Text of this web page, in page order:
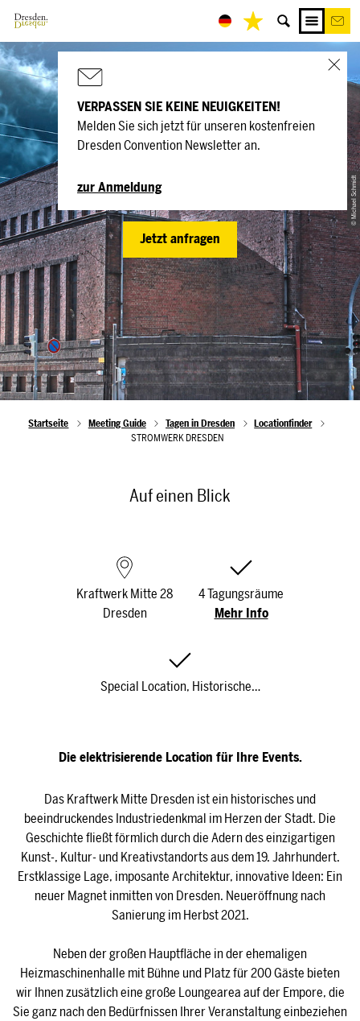
VERPASSEN SIE KEINE NEUIGKEITEN!
Melden Sie sich jetzt für unseren kostenfreien
Dresden Convention Newsletter an.
zur Anmeldung © Michael Schmidt
STROMWERK
DRESDEN
Jetzt anfragen
Startseite Meeting Guide Tagen in Dresden
Locationfinder
STROMWERK DRESDEN
Auf einen Blick
Kraftwerk Mitte 28
Dresden
4 Tagungsräume
Mehr Info
Special Location, Historische…
Die elektrisierende Location für Ihre Events.
Das Kraftwerk Mitte Dresden ist ein historisches und
beeindruckendes Industriedenkmal im Herzen der Stadt. Die
Geschichte fließt förmlich durch die Adern des einzigartigen
Kunst-, Kultur- und Kreativstandorts aus dem 19. Jahrhundert.
Erstklassige Lage, imposante Architektur, innovative Ideen: Ein
neuer Magnet inmitten von Dresden. Neueröffnung nach
Sanierung im Herbst 2021.
Neben der großen Hauptfläche in der ehemaligen
Heizmaschinenhalle mit Bühne und Platz für 200 Gäste bieten
wir Ihnen zusätzlich eine große Loungearea auf der Empore, die
Sie ganz nach den Bedürfnissen Ihrer Veranstaltung einbeziehen